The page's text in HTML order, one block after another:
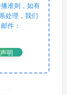
准则，如有
处理，我们
件：
明